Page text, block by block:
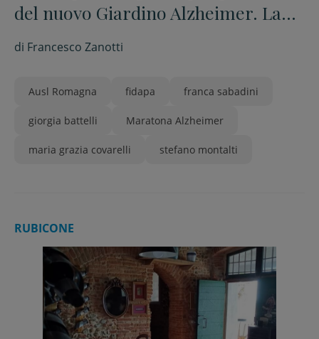
del nuovo Giardino Alzheimer. La
sfida è l’inclusione sociale
di Francesco Zanotti
Ausl Romagna fidapa franca sabadini
giorgia battelli Maratona Alzheimer
maria grazia covarelli stefano montalti
RUBICONE